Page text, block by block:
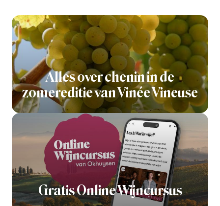
Alles over chenin in de
zomereditie van Vinée Vineuse
Gratis Online Wijncursus